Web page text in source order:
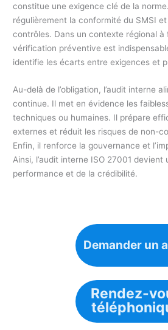
constitue une exigence clé de la
régulièrement la conformité du SMSI
contrôles. Dans un contexte régional
vérification préventive est
identifie les écarts entre exigences et
Au-delà de l’obligation, l’audit interne
continue. Il met en évidence les
techniques ou humaines. Il prépare
externes et réduit les risques de non-
Enfin, il renforce la gouvernance et
Ainsi, l’audit interne ISO 27001 devient
performance et de la crédibilité.
Demander un
Rendez-